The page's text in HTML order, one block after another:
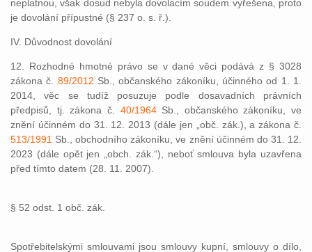
neplatnou, však dosud nebyla dovolacím soudem vyřešena, proto
je dovolání přípustné (§ 237 o. s. ř.).
IV. Důvodnost dovolání
12. Rozhodné hmotné právo se v dané věci podává z § 3028
zákona č. 89/2012 Sb., občanského zákoníku, účinného od 1. 1.
2014, věc se tudíž posuzuje podle dosavadních právních
předpisů, tj. zákona č. 40/1964Sb., občanského zákoníku, ve
znění účinném do 31. 12. 2013 (dále jen „obč. zák.), a zákona č.
513/1991 Sb., obchodního zákoníku, ve znění účinném do 31. 12.
2023 (dále opět jen „obch. zák.“), neboť smlouva byla uzavřena
před tímto datem (28. 11. 2007).
§ 52 odst. 1 obč. zák.
Spotřebitelskými smlouvami jsou smlouvy kupní, smlouvy o dílo,